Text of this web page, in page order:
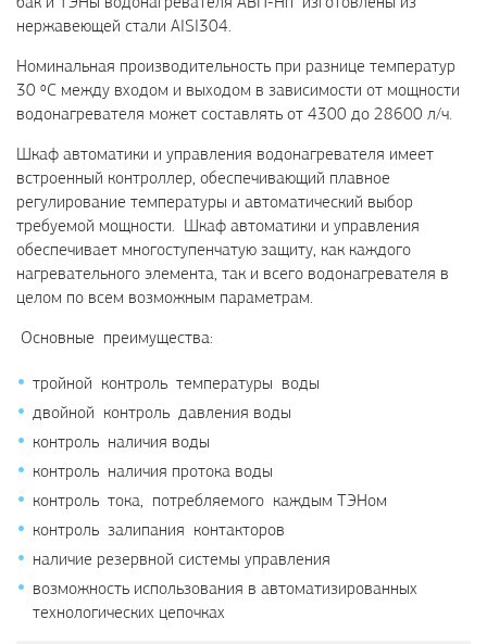
нержавеющей стали AISI304.
Номинальная производительность при разнице температур
30 ºС между входом и выходом в зависимости от мощности
водонагревателя может составлять от 4300 до 28600 л/ч.
Шкаф автоматики и управления водонагревателя имеет
встроенный контроллер, обеспечивающий плавное
регулирование температуры и автоматический выбор
требуемой мощности. Шкаф автоматики и управления
обеспечивает многоступенчатую защиту, как каждого
нагревательного элемента, так и всего водонагревателя в
целом по всем возможным параметрам.
Основные преимущества:
тройной контроль температуры воды
двойной контроль давления воды
контроль наличия воды
контроль наличия протока воды
контроль тока, потребляемого каждым ТЭНом
контроль залипания контакторов
наличие резервной системы управления
возможность использования в автоматизированных
технологических цепочках